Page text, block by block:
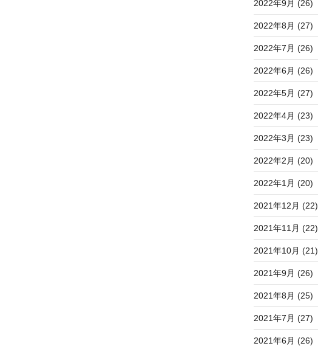
2022年9月 (26)
2022年8月 (27)
2022年7月 (26)
2022年6月 (26)
2022年5月 (27)
2022年4月 (23)
2022年3月 (23)
2022年2月 (20)
2022年1月 (20)
2021年12月 (22)
2021年11月 (22)
2021年10月 (21)
2021年9月 (26)
2021年8月 (25)
2021年7月 (27)
2021年6月 (26)